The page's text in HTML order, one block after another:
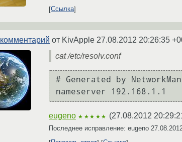
Ссылка
комментарий от KivApple 27.08.2012 20:26:35
cat /etc/resolv.conf
# Generated by
nameserver 192.168.1.1
eugeno ★★★★★ (27.08.2012
Последнее исправление: eugeno